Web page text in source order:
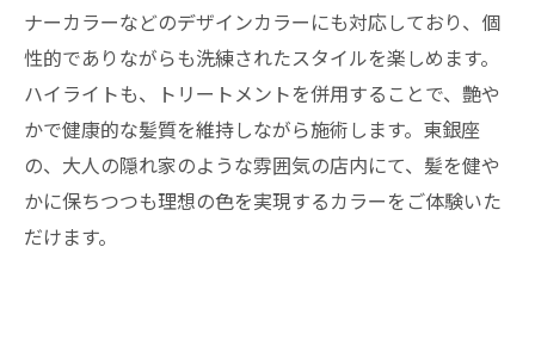
ナーカラーなどのデザインカラーにも対応しており、個
性的でありながらも洗練されたスタイルを楽しめます。
ハイライトも、トリートメントを併用することで、艶や
かで健康的な髪質を維持しながら施術します。東銀座
の、大人の隠れ家のような雰囲気の店内にて、髪を健や
かに保ちつつも理想の色を実現するカラーをご体験いた
だけます。